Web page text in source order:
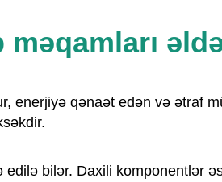
enerjiyə qənaət edən və ətraf
edilə bilər. Daxili komponentlər